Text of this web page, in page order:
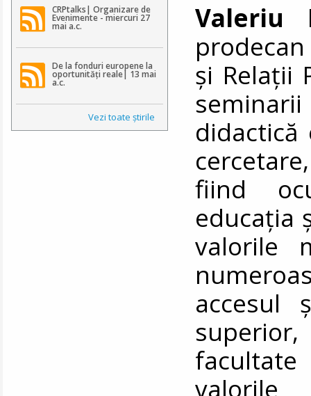
CRPtalks| Organizare de
Evenimente - miercuri 27
mai a.c.
De la fonduri europene la
oportunități reale| 13 mai
a.c.
Vezi toate ştirile
Valeriu
și Relații
fiind
educația
valorile
accesul
valorile